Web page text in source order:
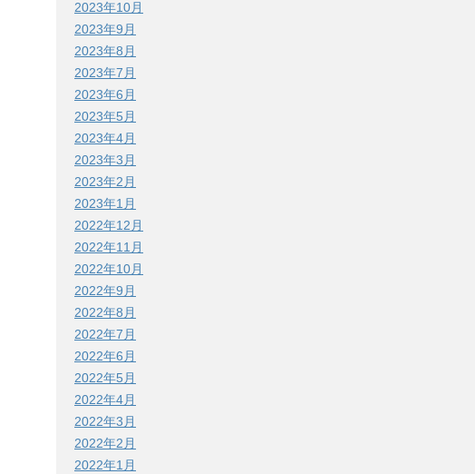
2023年10月
2023年9月
2023年8月
2023年7月
2023年6月
2023年5月
2023年4月
2023年3月
2023年2月
2023年1月
2022年12月
2022年11月
2022年10月
2022年9月
2022年8月
2022年7月
2022年6月
2022年5月
2022年4月
2022年3月
2022年2月
2022年1月